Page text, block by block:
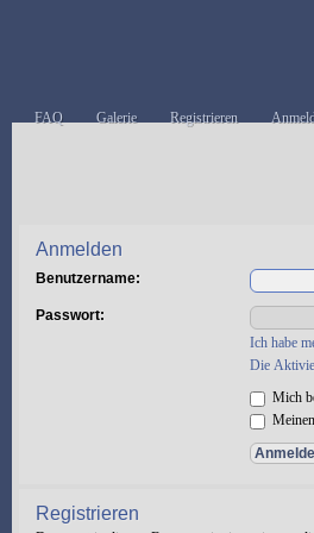
FAQ Galerie Registrieren
Anmelden
Benutzername:
Passwort:
Ich habe
Die
Mich
Registrieren